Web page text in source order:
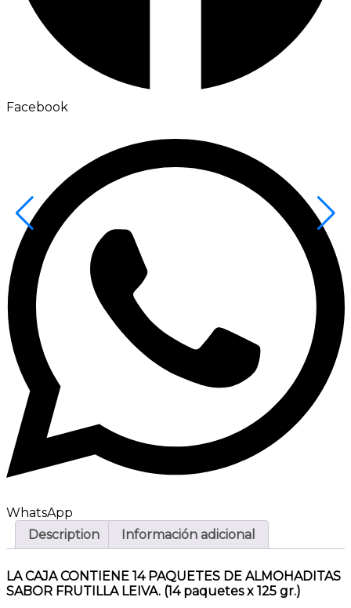
Facebook
WhatsApp
Description
Información adicional
LA CAJA CONTIENE 14 PAQUETES DE ALMOHADITAS
SABOR FRUTILLA LEIVA. (14 paquetes x 125 gr.)